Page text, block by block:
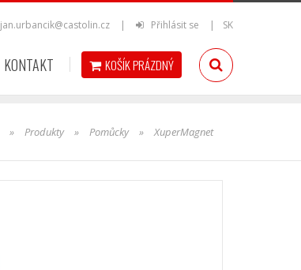
jan.urbancik@castolin.cz | Přihlásit se | SK
KONTAKT KOŠÍKPRÁZDNÝ
» Produkty » Pomůcky » XuperMagnet